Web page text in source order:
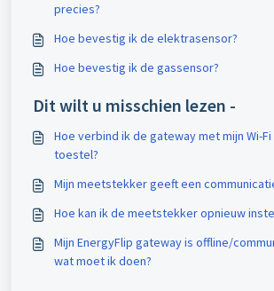
precies?
Hoe bevestig ik de elektrasensor?
Hoe bevestig ik de gassensor?
Dit wilt u misschien lezen -
Hoe verbind ik de gateway met mijn Wi-
toestel?
Mijn meetstekker geeft een
Hoe kan ik de meetstekker opnieuw
Mijn EnergyFlip gateway is offline/
wat moet ik doen?